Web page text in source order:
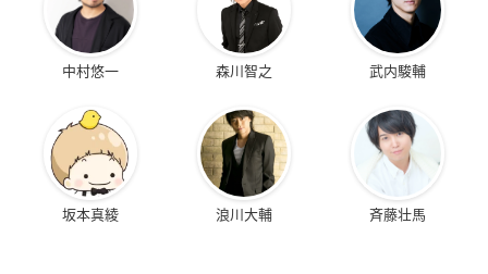
中村悠一 森川智之 武内駿輔
坂本真綾 浪川大輔 斉藤壮馬